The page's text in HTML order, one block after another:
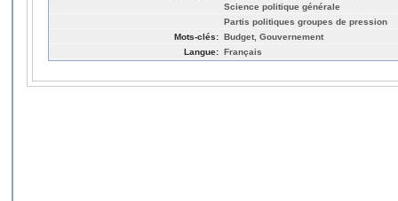
Science politique générale
Partis politiques groupes de pression
Mots-clés: Budget, Gouvernement
Langue: Français